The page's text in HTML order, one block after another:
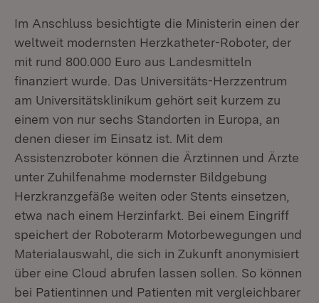
Im Anschluss besichtigte die Ministerin einen der
weltweit modernsten Herzkatheter-Roboter, der
mit rund 800.000 Euro aus Landesmitteln
finanziert wurde. Das Universitäts-Herzzentrum
am Universitätsklinikum gehört seit kurzem zu
einem von nur sechs Standorten in Europa, an
denen dieser im Einsatz ist. Mit dem
Assistenzroboter können die Ärztinnen und Ärzte
unter Zuhilfenahme modernster Bildgebung
Herzkranzgefäße weiten oder Stents einsetzen,
etwa nach einem Herzinfarkt. Bei einem Eingriff
speichert der Roboterarm Motor­bewe­gungen und
Materialauswahl, die sich in Zukunft anonymisiert
über eine Cloud abrufen lassen sollen. So können
bei Patientinnen und Patienten mit vergleich­barer